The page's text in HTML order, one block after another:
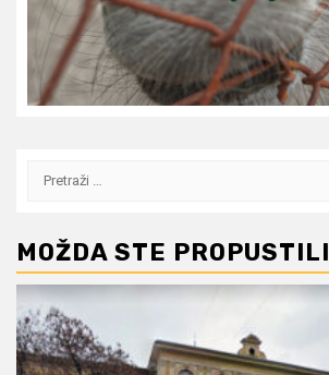
Pretraži:
MOŽDA STE PROPUSTILI